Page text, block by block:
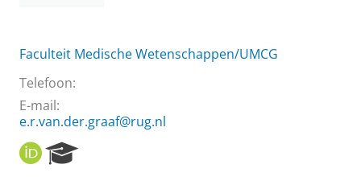
Faculteit Medische Wetenschappen/UMCG
Telefoon:
E-mail:
e.r.van.der.graaf@rug.nl
O
R